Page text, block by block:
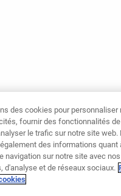
des cookies pour personnaliser
fournir des fonctionnalités
le trafic sur notre site web.
des informations quant
navigation sur notre site avec
d'analyse et de réseaux sociaux.